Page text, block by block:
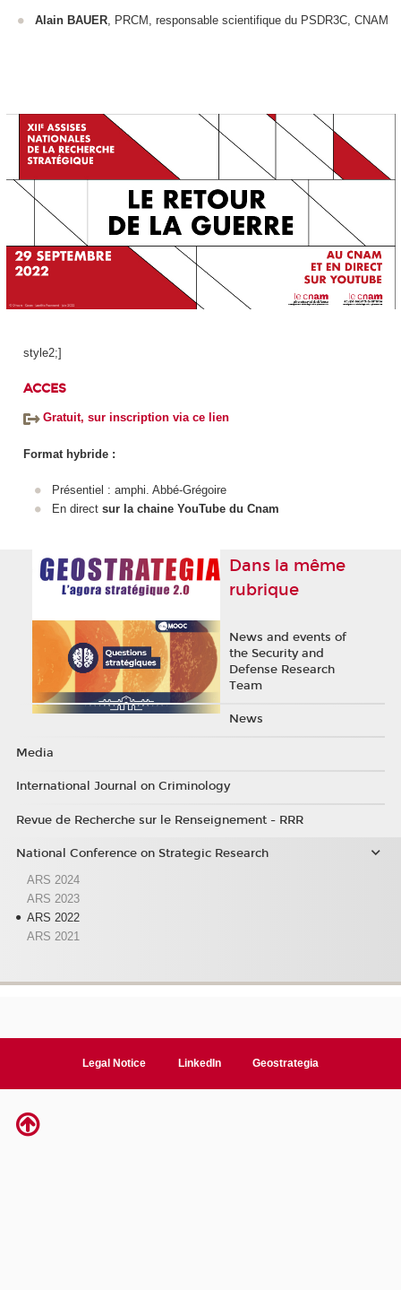
Alain BAUER , PRCM, responsable scientifique du PSDR3C, CNAM
style2;]
ACCES
Gratuit, sur inscription via ce lien
Format hybride :
Présentiel : amphi. Abbé-Grégoire
En direct sur la chaine YouTube du Cnam
Dans la même
rubrique
News and events of
the Security and
Defense Research
Team
News
Media
International Journal on Criminology
Revue de Recherche sur le Renseignement - RRR
National Conference on Strategic Research
ARS 2024
ARS 2023
ARS 2022
ARS 2021
Legal Notice LinkedIn Geostrategia